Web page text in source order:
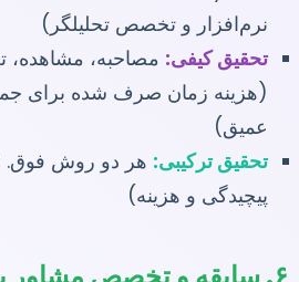
نرم‌افزار و تخصص تحلیلگر)
تحقیق کیفی: مصاحبه، مشاهده،
(هزینه زمان صرف شده برای
عمیق)
تحقیق ترکیبی: هر دو روش فوق.
پیچیدگی و هزینه)